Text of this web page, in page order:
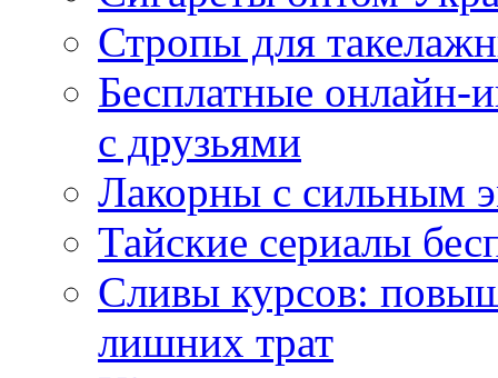
Стропы для
Бесплатные
с друзьями
Лакорны с сильным
Тайские сериалы
Сливы курсов:
лишних трат